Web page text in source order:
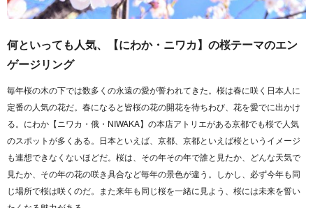
何といっても人気、【にわか・ニワカ】の桜テーマのエン
ゲージリング
毎年桜の木の下では数多くの永遠の愛が誓われてきた。桜は春に咲く日本人に
定番の人気の花だ。春になると皆桜の花の開花を待ちわび、花を愛でに出かけ
る。にわか【ニワカ・俄・NIWAKA】の本店アトリエがある京都でも桜で人気
のスポットが多くある。日本といえば、京都、京都といえば桜というイメージ
も連想できなくないほどだ。桜は、その年その年で誰と見たか、どんな天気で
見たか、その年の花の咲き具合など毎年の景色が違う。しかし、必ず今年も同
じ場所で桜は咲くのだ。また来年も同じ桜を一緒に見よう、桜には未来を誓い